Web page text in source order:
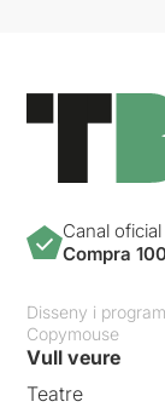
Canal
Compra
Disseny i
Copymouse
Vull veure
Teatre